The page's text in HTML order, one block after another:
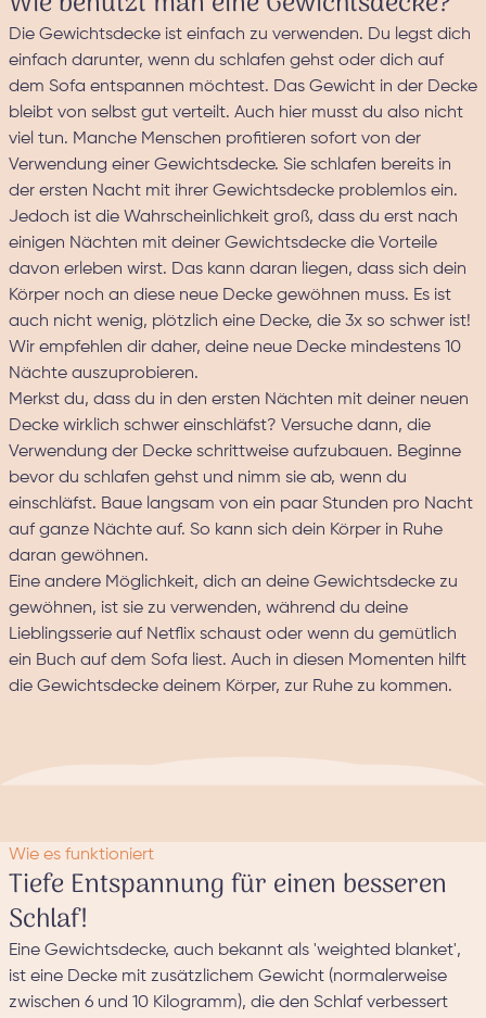
Die Gewichtsdecke ist einfach zu verwenden. Du legst dich
einfach darunter, wenn du schlafen gehst oder dich auf
dem Sofa entspannen möchtest. Das Gewicht in der Decke
bleibt von selbst gut verteilt. Auch hier musst du also nicht
viel tun. Manche Menschen profitieren sofort von der
Verwendung einer Gewichtsdecke. Sie schlafen bereits in
der ersten Nacht mit ihrer Gewichtsdecke problemlos ein.
Jedoch ist die Wahrscheinlichkeit groß, dass du erst nach
einigen Nächten mit deiner Gewichtsdecke die Vorteile
davon erleben wirst. Das kann daran liegen, dass sich dein
Körper noch an diese neue Decke gewöhnen muss. Es ist
auch nicht wenig, plötzlich eine Decke, die 3x so schwer ist!
Wir empfehlen dir daher, deine neue Decke mindestens 10
Nächte auszuprobieren.
Merkst du, dass du in den ersten Nächten mit deiner neuen
Decke wirklich schwer einschläfst? Versuche dann, die
Verwendung der Decke schrittweise aufzubauen. Beginne
bevor du schlafen gehst und nimm sie ab, wenn du
einschläfst. Baue langsam von ein paar Stunden pro Nacht
auf ganze Nächte auf. So kann sich dein Körper in Ruhe
daran gewöhnen.
Eine andere Möglichkeit, dich an deine Gewichtsdecke zu
gewöhnen, ist sie zu verwenden, während du deine
Lieblingsserie auf Netflix schaust oder wenn du gemütlich
ein Buch auf dem Sofa liest. Auch in diesen Momenten hilft
die Gewichtsdecke deinem Körper, zur Ruhe zu kommen.
Wie es funktioniert
Tiefe Entspannung für einen besseren
Schlaf!
Eine Gewichtsdecke, auch bekannt als 'weighted blanket',
ist eine Decke mit zusätzlichem Gewicht (normalerweise
zwischen 6 und 10 Kilogramm), die den Schlaf verbessert